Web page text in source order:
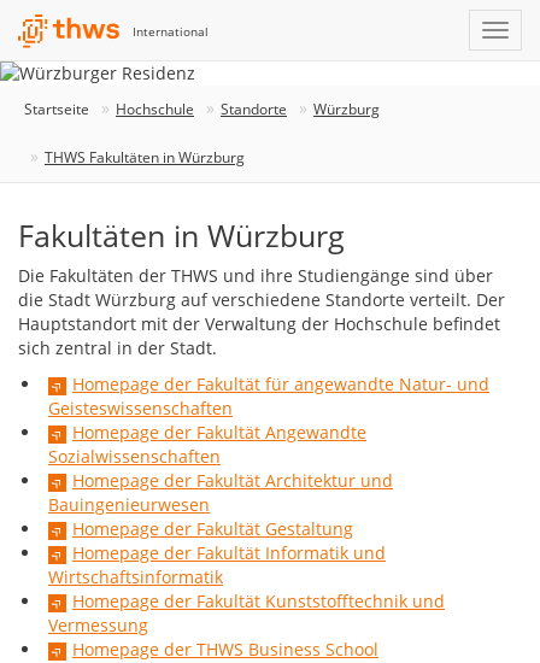
International
Startseite Hochschule Standorte Würzburg
THWS Fakultäten in Würzburg
Fakultäten in Würzburg
Die Fakultäten der THWS und ihre Studiengänge sind über
die Stadt Würzburg auf verschiedene Standorte verteilt. Der
Hauptstandort mit der Verwaltung der Hochschule befindet
sich zentral in der Stadt.
Homepage der Fakultät für angewandte Natur- und
Geisteswissenschaften
Homepage der Fakultät Angewandte
Sozialwissenschaften
Homepage der Fakultät Architektur und
Bauingenieurwesen
Homepage der Fakultät Gestaltung
Homepage der Fakultät Informatik und
Wirtschaftsinformatik
Homepage der Fakultät Kunststofftechnik und
Vermessung
Homepage der THWS Business School